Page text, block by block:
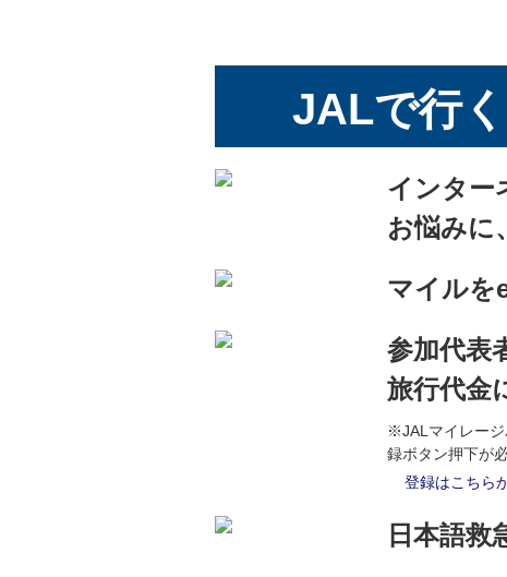
5月26日（火） 5月
5月28日（木） 5月
5月29日（金） 5月
5月30日（土） 5月
6月5日（金） 6月
6月6日（土） 6月
6月14日（日） 6月
6月15日（月） 6月
6月16日（火） 6月
6月19日（金） 6月
JALで行く
インター
お悩みに
マイルを
参加代表
旅行代金
※JALマイレージ
録ボタン押下が
登録はこちら
日本語救